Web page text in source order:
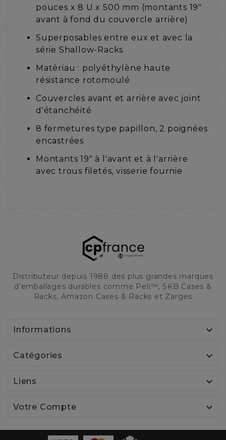
pouces x 8 U x 500 mm (montants 19"
avant à fond du couvercle arrière)
Superposables entre eux et avec la
série Shallow-Racks
Matériau : polyéthylène haute
résistance rotomoulé
Couvercles avant et arrière avec joint
d'étanchéité
8 fermetures type papillon, 2 poignées
encastrées
Montants 19" à l'avant et à l'arrière
avec trous filetés, visserie fournie
Distributeur depuis 1988 des plus grandes marques
d'emballages durables comme Peli™, SKB Cases &
Racks, Amazon Cases & Racks et Zarges
Informations 
Catégories 
Liens 
Votre Compte 